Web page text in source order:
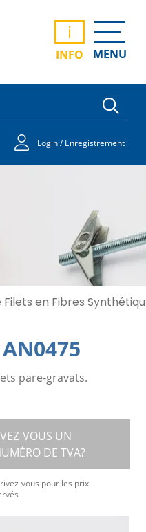
i
INFO MENU
Login / Enregistrement
en Fibres
AN0475
pare-gravats.
VOUS UN
DE TVA?
vous pour les prix